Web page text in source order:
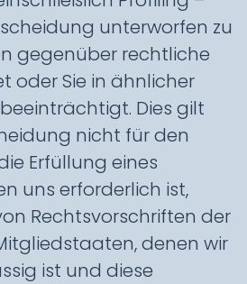
unterworfen zu
gegenüber rechtliche
oder Sie in ähnlicher
Dies gilt
nicht für den
Erfüllung eines
uns erforderlich ist,
Rechtsvorschriften der
denen wir
ist und diese